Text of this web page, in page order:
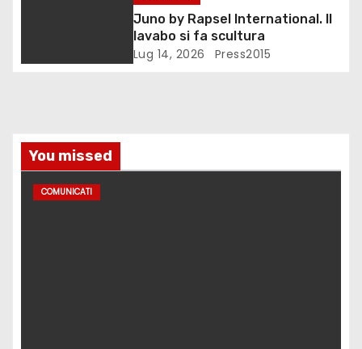
Juno by Rapsel International. Il
lavabo si fa scultura
Lug 14, 2026 Press2015
You missed
COMUNICATI